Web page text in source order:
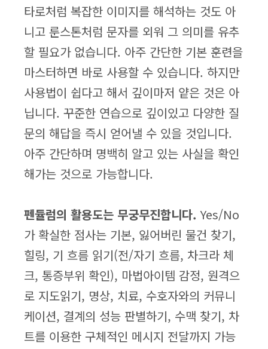
타로처럼 복잡한 이미지를 해석하는 것도 아
니고 룬스톤처럼 문자를 외워 그 의미를 유추
할 필요가 없습니다. 아주 간단한 기본 훈련을
마스터하면 바로 사용할 수 있습니다. 하지만
사용법이 쉽다고 해서 깊이마저 얕은 것은 아
닙니다. 꾸준한 연습으로 깊이있고 다양한 질
문의 해답을 즉시 얻어낼 수 있을 것입니다.
아주 간단하며 명백히 알고 있는 사실을 확인
해가는 것으로 가능합니다.
펜듈럼의 활용도는 무궁무진합니다.Yes/No
가 확실한 점사는 기본, 잃어버린 물건 찾기,
힐링, 기 흐름 읽기(전/자기 흐름, 차크라 체
크, 통증부위 확인), 마법아이템 감정, 원격으
로 지도읽기, 명상, 치료, 수호자와의 커뮤니
케이션, 결계의 성능 판별하기, 수맥 찾기, 차
트를 이용한 구체적인 메시지 전달까지 가능